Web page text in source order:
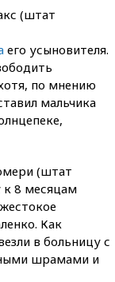
(штат
его усыновителя.
по мнению
мальчика
(штат
к 8 месяцам
Как
в больницу с
шрамами и